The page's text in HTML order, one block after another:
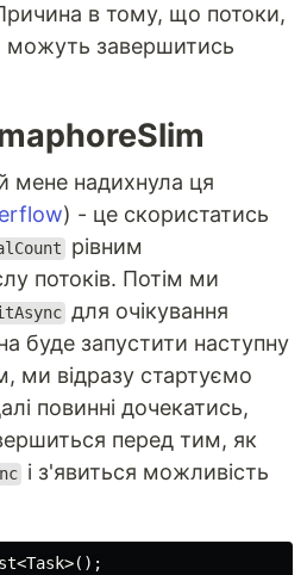
в тому, що потоки,
можуть завершитись
мене надихнула ця
) - це скористатись
рівним
потоків. Потім ми
для очікування
буде запустити наступну
ми відразу стартуємо
повинні дочекатись,
перед тим, як
і з'явиться можливість
<Task>();